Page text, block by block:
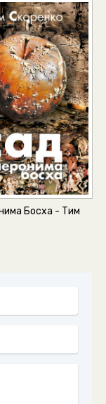
Босха - Тим